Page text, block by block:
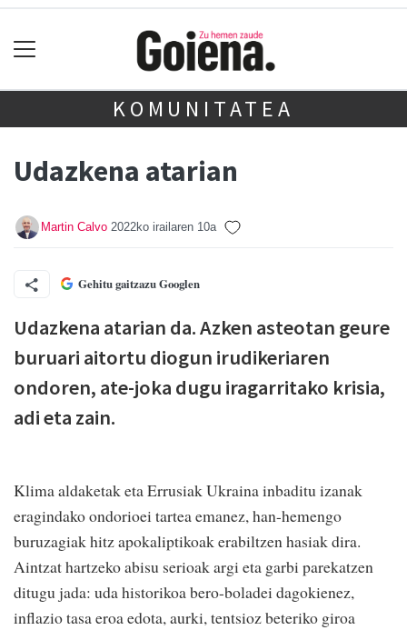
KOMUNITATEA
Udazkena atarian
Martin Calvo 2022ko irailaren 10a
Gehitu gaitzazu Googlen
Udazkena atarian da. Azken asteotan geure
buruari aitortu diogun irudikeriaren
ondoren, ate-joka dugu iragarritako krisia,
adi eta zain.
Klima aldaketak eta Errusiak Ukraina inbaditu izanak
eragindako ondorioei tartea emanez, han-hemengo
buruzagiak hitz apokaliptikoak erabiltzen hasiak dira.
Aintzat hartzeko abisu serioak argi eta garbi parekatzen
ditugu jada: uda historikoa bero-boladei dagokienez,
inflazio tasa eroa edota, aurki, tentsioz beteriko giroa